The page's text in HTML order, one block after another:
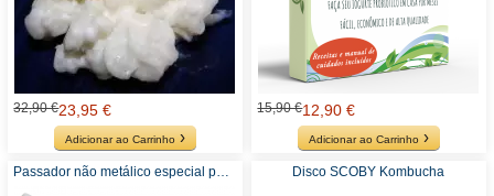
32,90 €23,95 €
Adicionar ao Carrinho
15,90 €12,90 €
Adicionar ao Carrinho
Passador não metálico especial para Kefir Disco SCOBY Kombucha